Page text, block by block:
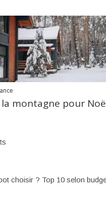
montagne pour
choisir ? Top 10 selon